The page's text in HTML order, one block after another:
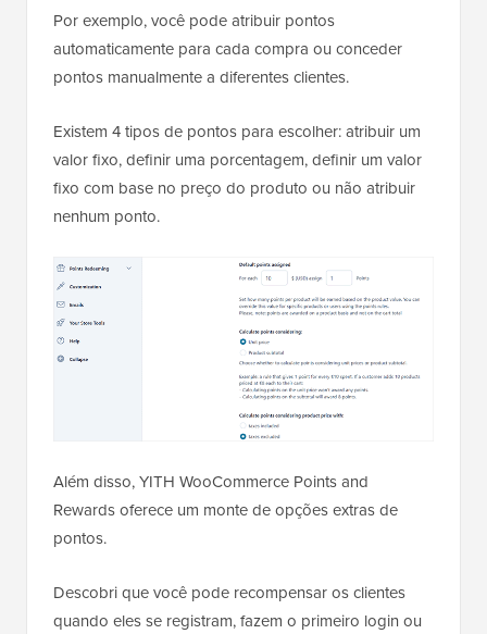
Por exemplo, você pode atribuir pontos
automaticamente para cada compra ou conceder
pontos manualmente a diferentes clientes.
Existem 4 tipos de pontos para escolher: atribuir um
valor fixo, definir uma porcentagem, definir um valor
fixo com base no preço do produto ou não atribuir
nenhum ponto.
Além disso, YITH WooCommerce Points and
Rewards oferece um monte de opções extras de
pontos.
Descobri que você pode recompensar os clientes
quando eles se registram, fazem o primeiro login ou